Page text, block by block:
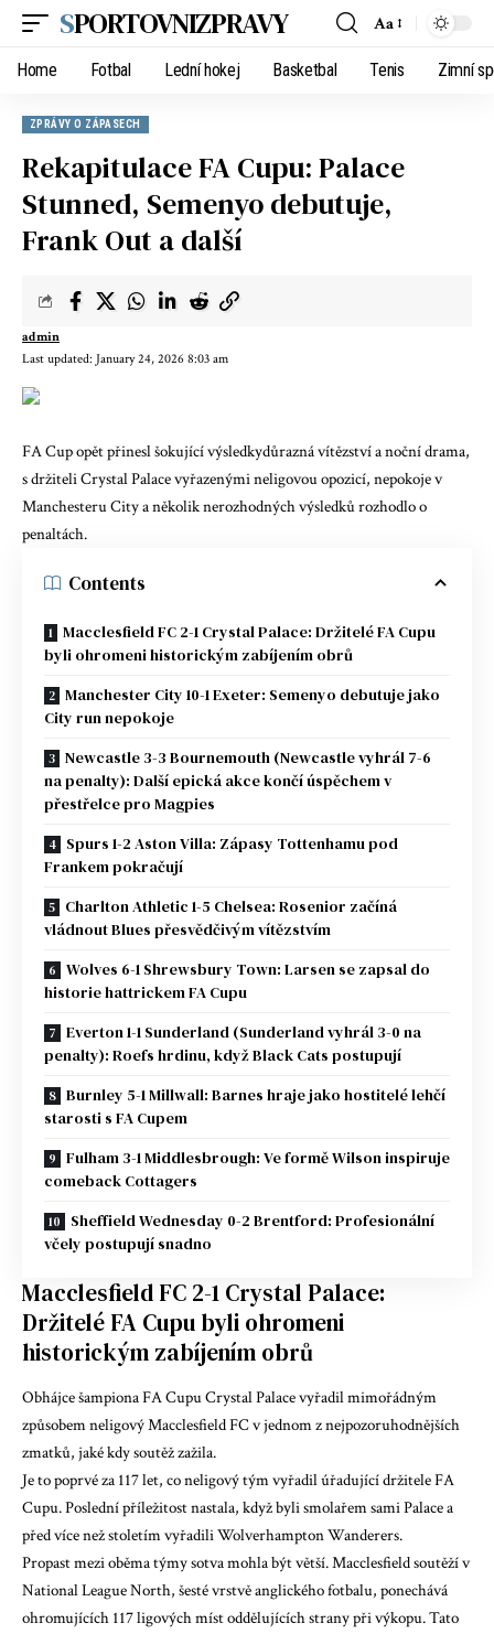
SPORTOVNIZPRAVY Aa
Home Fotbal Lední hokej Basketbal Tenis Zimní
ZPRÁVY O ZÁPASECH
Rekapitulace FA Cupu: Palace
Stunned, Semenyo debutuje,
Frank Out a další
Last updated: January 24, 2026 8:03 am
admin
FA Cup opět přinesl šokující výsledkydůrazná vítězství a noční drama,
s držiteli Crystal Palace vyřazenými neligovou opozicí, nepokoje v
Manchesteru City a několik nerozhodných výsledků rozhodlo o
penaltách.
Contents
Macclesfield FC 2-1 Crystal Palace: Držitelé FA Cupu
byli ohromeni historickým zabíjením obrů
Manchester City 10-1 Exeter: Semenyo debutuje jako
City run nepokoje
Newcastle 3-3 Bournemouth (Newcastle vyhrál 7-6
na penalty): Další epická akce končí úspěchem v
přestřelce pro Magpies
Spurs 1-2 Aston Villa: Zápasy Tottenhamu pod
Frankem pokračují
Charlton Athletic 1-5 Chelsea: Rosenior začíná
vládnout Blues přesvědčivým vítězstvím
Wolves 6-1 Shrewsbury Town: Larsen se zapsal do
historie hattrickem FA Cupu
Everton 1-1 Sunderland (Sunderland vyhrál 3-0 na
penalty): Roefs hrdinu, když Black Cats postupují
Burnley 5-1 Millwall: Barnes hraje jako hostitelé lehčí
starosti s FA Cupem
Fulham 3-1 Middlesbrough: Ve formě Wilson inspiruje
comeback Cottagers
Sheffield Wednesday 0-2 Brentford: Profesionální
včely postupují snadno
Macclesfield FC 2-1 Crystal Palace:
Držitelé FA Cupu byli ohromeni
historickým zabíjením obrů
Obhájce šampiona FA Cupu Crystal Palace vyřadil mimořádným
způsobem neligový Macclesfield FC v jednom z nejpozoruhodnějších
zmatků, jaké kdy soutěž zažila.
Je to poprvé za 117 let, co neligový tým vyřadil úřadující držitele FA
Cupu. Poslední příležitost nastala, když byli smolařem sami Palace a
před více než stoletím vyřadili Wolverhampton Wanderers.
Propast mezi oběma týmy sotva mohla být větší. Macclesfield soutěží v
National League North, šesté vrstvě anglického fotbalu, ponechává
ohromujících 117 ligových míst oddělujících strany při výkopu. Tato